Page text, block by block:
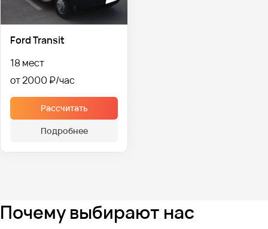
Ford Transit
18 мест
от 2000 ₽
Рассчитать
Подробнее
Почему выбирают нас